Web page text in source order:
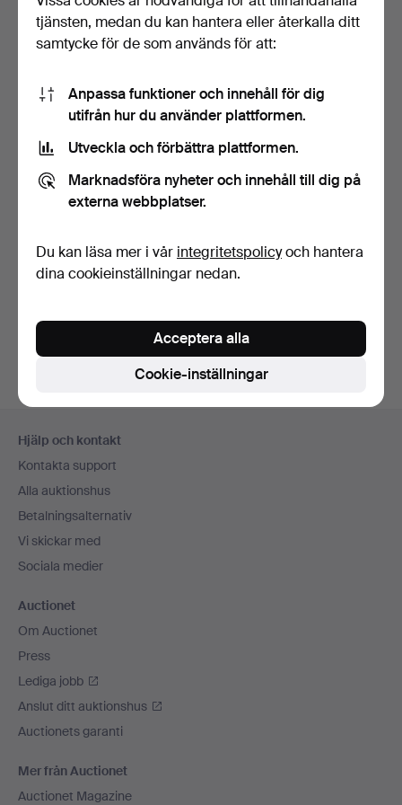
Chesterfieldmodell.
Du kan också söka ivårt arkiv med avslutade auktioner
Hjälp och kontakt
Kontakta support
Alla auktionshus
Betalningsalternativ
Vi skickar med
Sociala medier
Auctionet
Om Auctionet
Press
Lediga jobb
Anslut ditt auktionshus
Auctionets garanti
Mer från Auctionet
Auctionet Magazine
tjänsten, medan du kan hantera eller återkalla ditt
samtycke för de som används för att:
Anpassa funktioner och innehåll för dig
utifrån hur du använder plattformen.
Utveckla och förbättra plattformen.
Marknadsföra nyheter och innehåll till dig på
externa webbplatser.
Du kan läsa mer i vår integritetspolicyoch hantera
dina cookieinställningar nedan.
Cookie-inställningar
Acceptera alla